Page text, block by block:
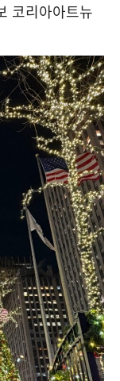
코리아아트뉴